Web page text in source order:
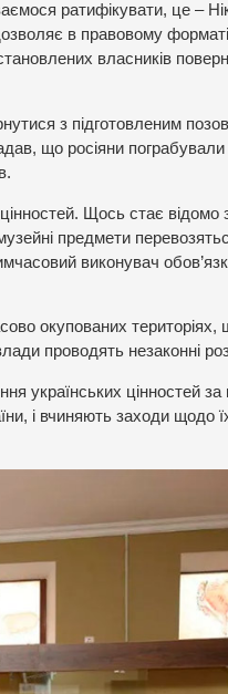
ратифікувати, це –
в правовому форматі
власників
з підготовленим
що росіяни пограбували
Щось стає відомо
предмети
виконувач
окупованих територіях,
проводять незаконні
українських цінностей за
і вчиняють заходи щодо